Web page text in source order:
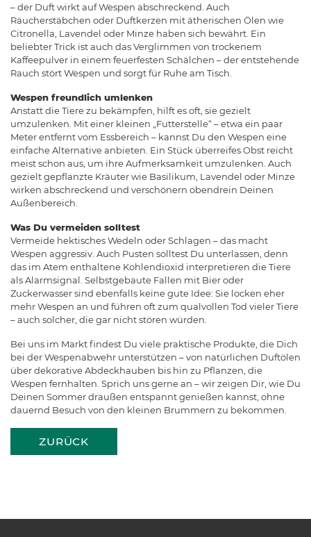
– der Duft wirkt auf Wespen abschreckend. Auch
Räucherstäbchen oder Duftkerzen mit ätherischen Ölen wie
Citronella, Lavendel oder Minze haben sich bewährt. Ein
beliebter Trick ist auch das Verglimmen von trockenem
Kaffeepulver in einem feuerfesten Schälchen – der entstehende
Rauch stört Wespen und sorgt für Ruhe am Tisch.
Wespen freundlich umlenken
Anstatt die Tiere zu bekämpfen, hilft es oft, sie gezielt
umzulenken. Mit einer kleinen „Futterstelle“ – etwa ein paar
Meter entfernt vom Essbereich – kannst Du den Wespen eine
einfache Alternative anbieten. Ein Stück überreifes Obst reicht
meist schon aus, um ihre Aufmerksamkeit umzulenken. Auch
gezielt gepflanzte Kräuter wie Basilikum, Lavendel oder Minze
wirken abschreckend und verschönern obendrein Deinen
Außenbereich.
Was Du vermeiden solltest
Vermeide hektisches Wedeln oder Schlagen – das macht
Wespen aggressiv. Auch Pusten solltest Du unterlassen, denn
das im Atem enthaltene Kohlendioxid interpretieren die Tiere
als Alarmsignal. Selbstgebaute Fallen mit Bier oder
Zuckerwasser sind ebenfalls keine gute Idee: Sie locken eher
mehr Wespen an und führen oft zum qualvollen Tod vieler Tiere
– auch solcher, die gar nicht stören würden.
Bei uns im Markt findest Du viele praktische Produkte, die Dich
bei der Wespenabwehr unterstützen – von natürlichen Duftölen
über dekorative Abdeckhauben bis hin zu Pflanzen, die
Wespen fernhalten. Sprich uns gerne an – wir zeigen Dir, wie Du
Deinen Sommer draußen entspannt genießen kannst, ohne
dauernd Besuch von den kleinen Brummern zu bekommen.
ZURÜCK